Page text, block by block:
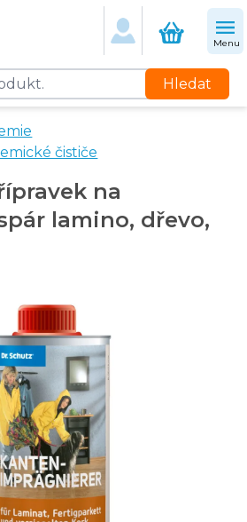
Menu
Hledat
čističe
na
lamino, dřevo,